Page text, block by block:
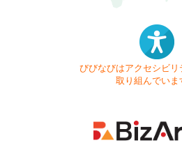
びびなびはアクセシビリ
取り組んでいま